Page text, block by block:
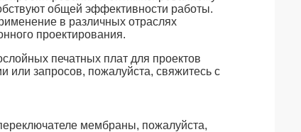
общей эффективности работы.
в различных отраслях
проектирования.
печатных плат для проектов
или запросов, пожалуйста, свяжитесь с
мембраны, пожалуйста,